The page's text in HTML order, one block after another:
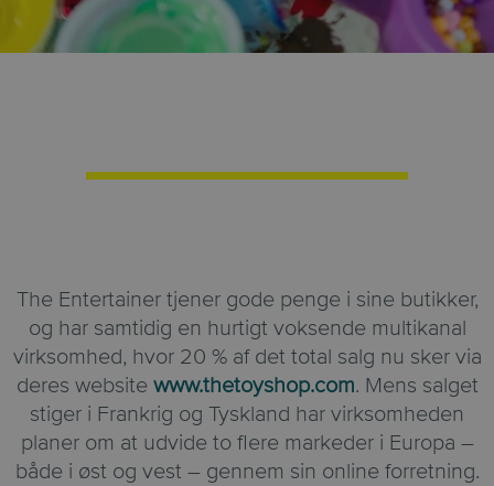
The Entertainer tjener gode penge i sine butikker,
og har samtidig en hurtigt voksende multikanal
virksomhed, hvor 20 % af det total salg nu sker via
deres website www.thetoyshop.com. Mens salget
stiger i Frankrig og Tyskland har virksomheden
planer om at udvide to flere markeder i Europa –
både i øst og vest – gennem sin online forretning.